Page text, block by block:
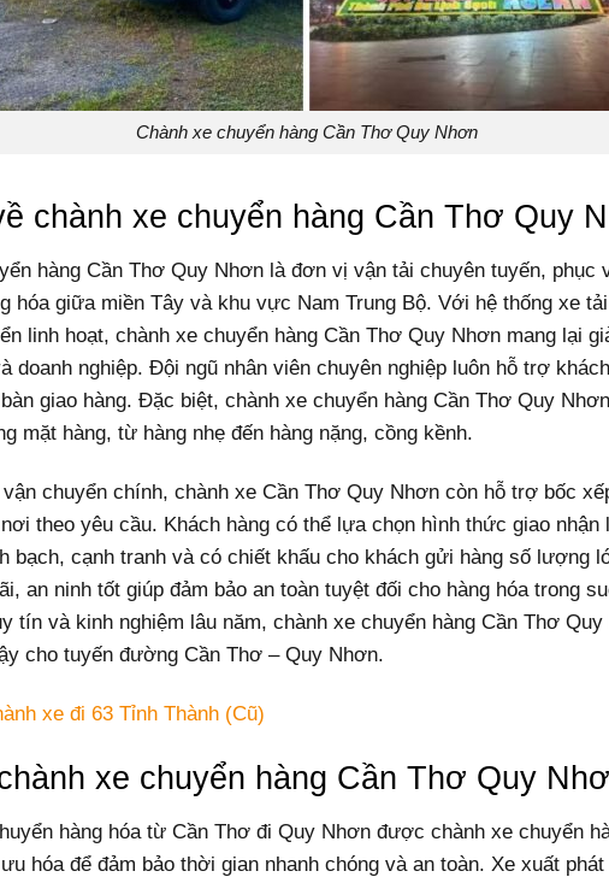
Chành xe chuyển hàng Cần Thơ Quy Nhơn
chành xe chuyển hàng Cần Thơ Quy
hàng Cần Thơ Quy Nhơn là đơn vị vận tải chuyên tuyến, phục
hóa giữa miền Tây và khu vực Nam Trung Bộ. Với hệ thống xe
linh hoạt, chành xe chuyển hàng Cần Thơ Quy Nhơn mang lại
doanh nghiệp. Đội ngũ nhân viên chuyên nghiệp luôn hỗ trợ
giao hàng. Đặc biệt, chành xe chuyển hàng Cần Thơ Quy
mặt hàng, từ hàng nhẹ đến hàng nặng, cồng kềnh.
chuyển chính, chành xe Cần Thơ Quy Nhơn còn hỗ trợ bốc
theo yêu cầu. Khách hàng có thể lựa chọn hình thức giao nhận
bạch, cạnh tranh và có chiết khấu cho khách gửi hàng số lượng
an ninh tốt giúp đảm bảo an toàn tuyệt đối cho hàng hóa trong
tín và kinh nghiệm lâu năm, chành xe chuyển hàng Cần Thơ
cho tuyến đường Cần Thơ – Quy Nhơn.
xe đi 63 Tỉnh Thành (Cũ)
xe chuyển hàng Cần Thơ Quy
hàng hóa từ Cần Thơ đi Quy Nhơn được chành xe chuyển
hóa để đảm bảo thời gian nhanh chóng và an toàn. Xe xuất